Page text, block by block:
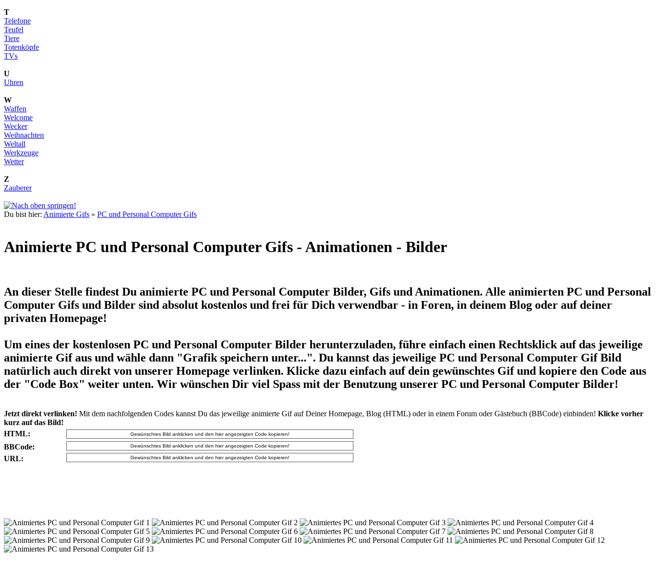
T
Telefone
Teufel
Tiere
Totenköpfe
TVs
U
Uhren
W
Waffen
Welcome
Wecker
Weihnachten
Weltall
Werkzeuge
Wetter
Z
Zauberer
Du bist hier: Animierte Gifs » PC und Personal Computer Gifs
Animierte PC und Personal Computer Gifs - Animationen - Bilder
An dieser Stelle findest Du animierte PC und Personal Computer Bilder, Gifs und Animationen. Alle animierten PC und Personal
Computer Gifs und Bilder sind absolut kostenlos und frei für Dich verwendbar - in Foren, in deinem Blog oder auf deiner
privaten Homepage!
Um eines der kostenlosen PC und Personal Computer Bilder herunterzuladen, führe einfach einen Rechtsklick auf das jeweilige
animierte Gif aus und wähle dann "Grafik speichern unter...". Du kannst das jeweilige PC und Personal Computer Gif Bild
natürlich auch direkt von unserer Homepage verlinken. Klicke dazu einfach auf dein gewünschtes Gif und kopiere den Code aus
der "Code Box" weiter unten. Wir wünschen Dir viel Spass mit der Benutzung unserer PC und Personal Computer Bilder!
Jetzt direkt verlinken! Mit dem nachfolgenden Codes kannst Du das jeweilige animierte Gif auf Deiner Homepage, Blog (HTML) oder in einem Forum oder Gästebuch (BBCode) einbinden! Klicke vorher
kurz auf das Bild!
HTML:
BBCode:
URL: